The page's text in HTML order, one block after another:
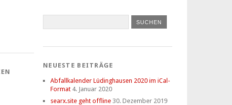
NEUESTE BEITRÄGE
Abfallkalender Lüdinghausen 2020 im iCal-
Format 4. Januar 2020
searx.site geht offline 30. Dezember 2019